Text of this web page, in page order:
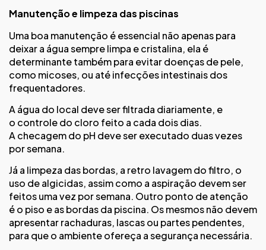
Manutenção e limpeza das piscinas
Uma boa manutenção é essencial não apenas para
deixar a água sempre limpa e cristalina, ela é
determinante também para evitar doenças de pele,
como micoses, ou até infecções intestinais dos
frequentadores.
A água do local deve ser filtrada diariamente, e
o controle do cloro feito a cada dois dias.
A checagem do pH deve ser executado duas vezes
por semana.
Já a limpeza das bordas, a retro lavagem do filtro, o
uso de algicidas, assim como a aspiração devem ser
feitos uma vez por semana. Outro ponto de atenção
é o piso e as bordas da piscina. Os mesmos não devem
apresentar rachaduras, lascas ou partes pendentes,
para que o ambiente ofereça a segurança necessária.